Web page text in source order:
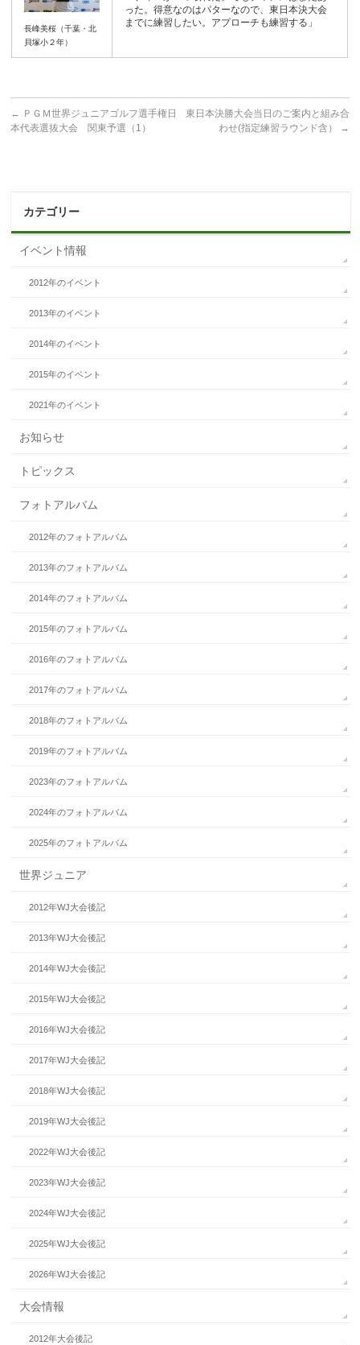
長峰美桜（千葉・北
貝塚小２年）
った。得意なのはパターなので、東日本決大会
までに練習したい。アプローチも練習する」
← ＰＧＭ世界ジュニアゴルフ選手権日
本代表選抜大会 関東予選（1）
東日本決勝大会当日のご案内と組み合
わせ(指定練習ラウンド含）
→
カテゴリー
イベント情報
2012年のイベント
2013年のイベント
2014年のイベント
2015年のイベント
2021年のイベント
お知らせ
トピックス
フォトアルバム
2012年のフォトアルバム
2013年のフォトアルバム
2014年のフォトアルバム
2015年のフォトアルバム
2016年のフォトアルバム
2017年のフォトアルバム
2018年のフォトアルバム
2019年のフォトアルバム
2023年のフォトアルバム
2024年のフォトアルバム
2025年のフォトアルバム
世界ジュニア
2012年WJ大会後記
2013年WJ大会後記
2014年WJ大会後記
2015年WJ大会後記
2016年WJ大会後記
2017年WJ大会後記
2018年WJ大会後記
2019年WJ大会後記
2022年WJ大会後記
2023年WJ大会後記
2024年WJ大会後記
2025年WJ大会後記
2026年WJ大会後記
大会情報
2012年大会後記